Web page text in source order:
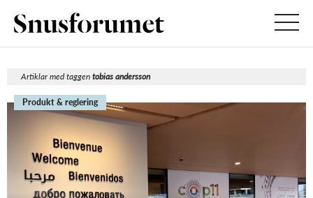
Artiklar med taggentobias andersson
Produkt & reglering